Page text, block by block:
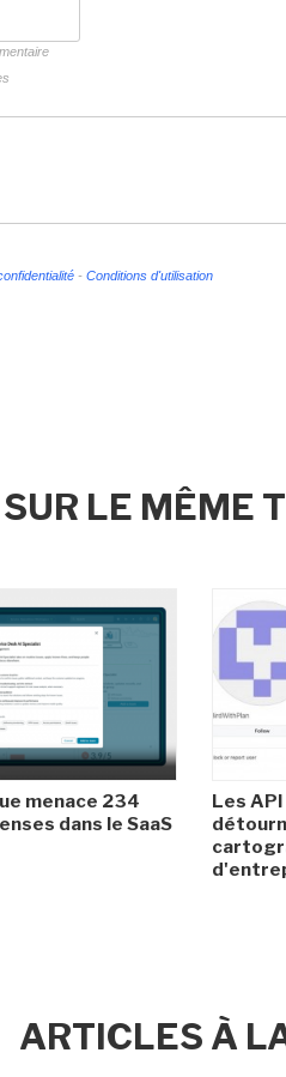
- Conditions d'utilisation
SUR LE MÊME
menace 234
dans le SaaS
Les
ARTICLES À